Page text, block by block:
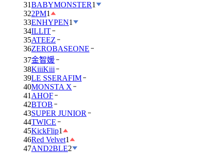
31BABYMONSTER1
322PM1
33ENHYPEN1
34ILLIT
35ATEEZ
36ZEROBASEONE
37金智媛
38KiiiKiii
39LE SSERAFIM
40MONSTA X
41 AHOF
42BTOB
43SUPER JUNIOR
44TWICE
45KickFlip1
46Red Velvet1
47AND2BLE2